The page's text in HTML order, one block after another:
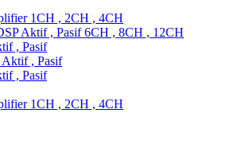
1CH , 2CH , 4CH
Aktif , Pasif 6CH , 8CH , 12CH
, Pasif
Aktif , Pasif
, Pasif
1CH , 2CH , 4CH